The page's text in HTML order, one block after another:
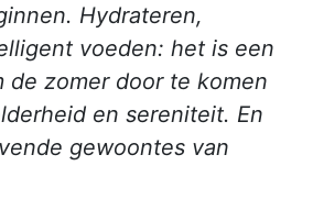
Hydrateren,
voeden: het is een
de zomer door te komen
en sereniteit. En
gewoontes van